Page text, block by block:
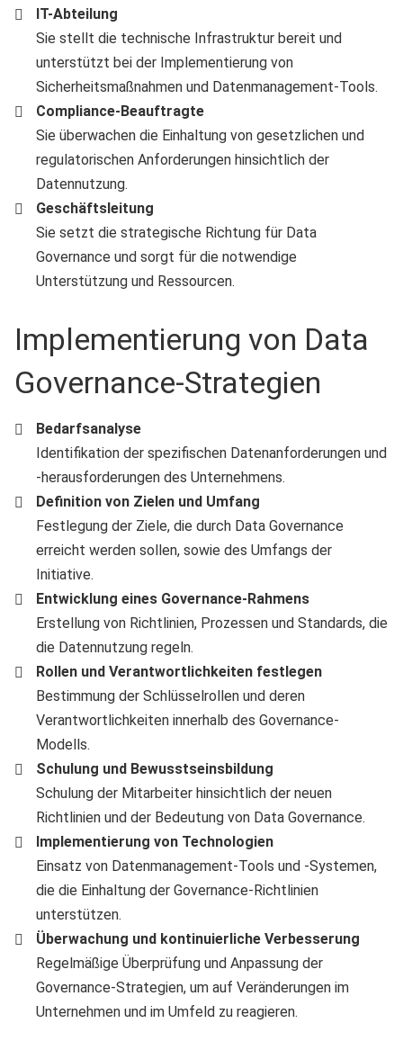
IT-Abteilung
Sie stellt die technische Infrastruktur bereit und
unterstützt bei der Implementierung von
Sicherheitsmaßnahmen und Datenmanagement-Tools.
Compliance-Beauftragte
Sie überwachen die Einhaltung von gesetzlichen und
regulatorischen Anforderungen hinsichtlich der
Datennutzung.
Geschäftsleitung
Sie setzt die strategische Richtung für Data
Governance und sorgt für die notwendige
Unterstützung und Ressourcen.
Implementierung von Data
Governance-Strategien
Bedarfsanalyse
Identifikation der spezifischen Datenanforderungen und
-herausforderungen des Unternehmens.
Definition von Zielen und Umfang
Festlegung der Ziele, die durch Data Governance
erreicht werden sollen, sowie des Umfangs der
Initiative.
Entwicklung eines Governance-Rahmens
Erstellung von Richtlinien, Prozessen und Standards, die
die Datennutzung regeln.
Rollen und Verantwortlichkeiten festlegen
Bestimmung der Schlüsselrollen und deren
Verantwortlichkeiten innerhalb des Governance-
Modells.
Schulung und Bewusstseinsbildung
Schulung der Mitarbeiter hinsichtlich der neuen
Richtlinien und der Bedeutung von Data Governance.
Implementierung von Technologien
Einsatz von Datenmanagement-Tools und -Systemen,
die die Einhaltung der Governance-Richtlinien
unterstützen.
Überwachung und kontinuierliche Verbesserung
Regelmäßige Überprüfung und Anpassung der
Governance-Strategien, um auf Veränderungen im
Unternehmen und im Umfeld zu reagieren.